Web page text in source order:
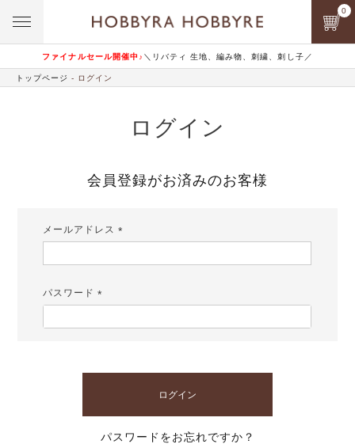
ファイナルセール開催中♪ ＼リバティ 生地、編み物、刺繍、刺し子／
0
トップページ ログイン
ログイン
会員登録がお済みのお客様
メールアドレス
パスワード
ログイン
パスワードをお忘れですか？